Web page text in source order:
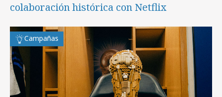
colaboración histórica con Netflix
Campañas